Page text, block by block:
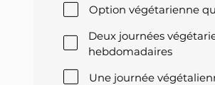
Option végétarienne
Deux journées
hebdomadaires
Une journée